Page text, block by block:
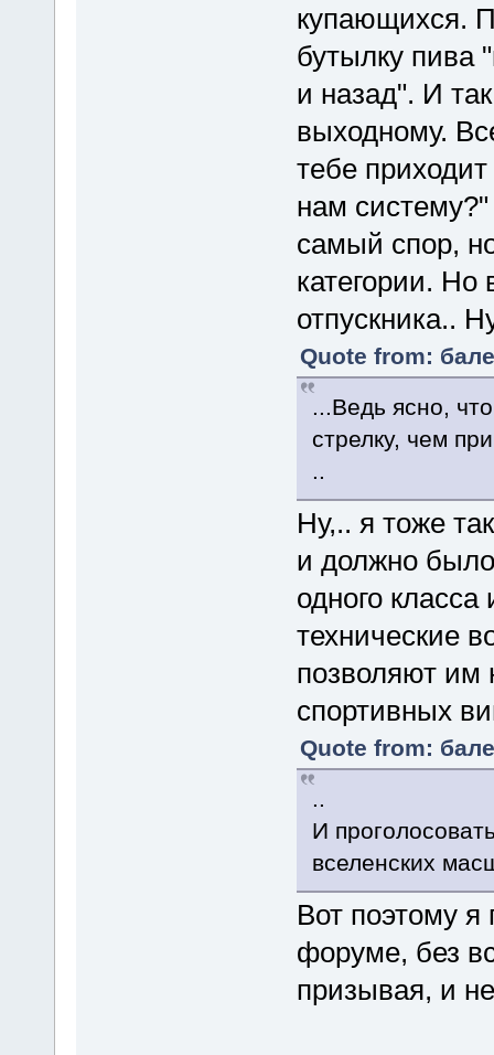
купающихся.
бутылку пива
и назад". И
выходному.
тебе
нам
самый спор,
категории. Но
отпускника..
Quote from:
...Ведь ясно,
стрелку, чем
..
Ну,.. я тоже
и должно
одного класса
технические
позволяют им
спортивных
Quote from:
..
И
вселенских
Вот поэтому
форуме, без
призывая, и